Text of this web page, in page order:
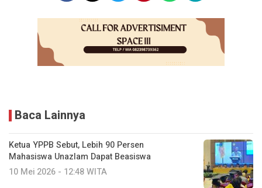
Baca Lainnya
Ketua YPPB Sebut, Lebih 90 Persen
Mahasiswa Unazlam Dapat Beasiswa
10 Mei 2026 - 12:48 WITA